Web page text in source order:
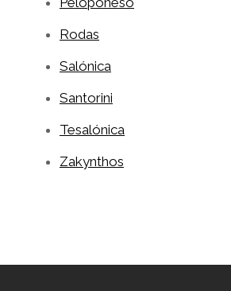
Rodas
Salónica
Santorini
Tesalónica
Zakynthos